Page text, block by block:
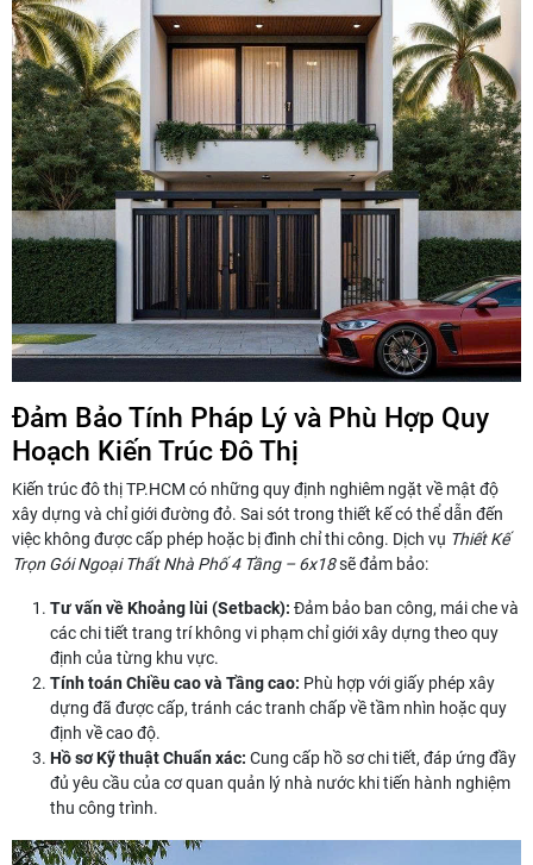
Đảm Bảo Tính Pháp Lý và Phù Hợp Quy
Hoạch Kiến Trúc Đô Thị
Kiến trúc đô thị TP.HCM có những quy định nghiêm ngặt về mật độ
xây dựng và chỉ giới đường đỏ. Sai sót trong thiết kế có thể dẫn đến
việc không được cấp phép hoặc bị đình chỉ thi công. Dịch vụ Thiết Kế
Trọn Gói Ngoại Thất Nhà Phố 4 Tầng – 6x18sẽ đảm bảo:
Tư vấn về Khoảng lùi (Setback): Đảm bảo ban công, mái che và
các chi tiết trang trí không vi phạm chỉ giới xây dựng theo quy
định của từng khu vực.
Tính toán Chiều cao và Tầng cao: Phù hợp với giấy phép xây
dựng đã được cấp, tránh các tranh chấp về tầm nhìn hoặc quy
định về cao độ.
Hồ sơ Kỹ thuật Chuẩn xác: Cung cấp hồ sơ chi tiết, đáp ứng đầy
đủ yêu cầu của cơ quan quản lý nhà nước khi tiến hành nghiệm
thu công trình.